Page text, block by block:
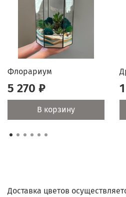
Флорариум
5 270 ₽
В корзину
Доставка цветов